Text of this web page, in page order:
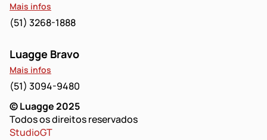
Mais infos
(51) 3268-1888
Luagge Bravo
Mais infos
(51) 3094-9480
© Luagge 2025
Todos os direitos reservados
StudioGT